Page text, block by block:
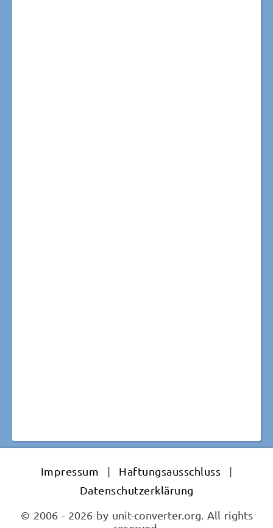
Impressum | Haftungsausschluss
|
Datenschutzerklärung
© 2006 - 2026 by unit-converter.org. All rights